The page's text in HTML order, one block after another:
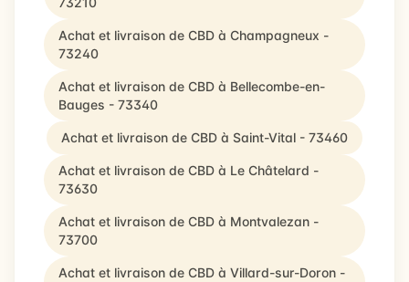
Achat et livraison de CBD à Champagneux -
73240
Achat et livraison de CBD à Bellecombe-en-
Bauges - 73340
Achat et livraison de CBD à Saint-Vital - 73460
Achat et livraison de CBD à Le Châtelard -
73630
Achat et livraison de CBD à Montvalezan -
73700
Achat et livraison de CBD à Villard-sur-Doron -